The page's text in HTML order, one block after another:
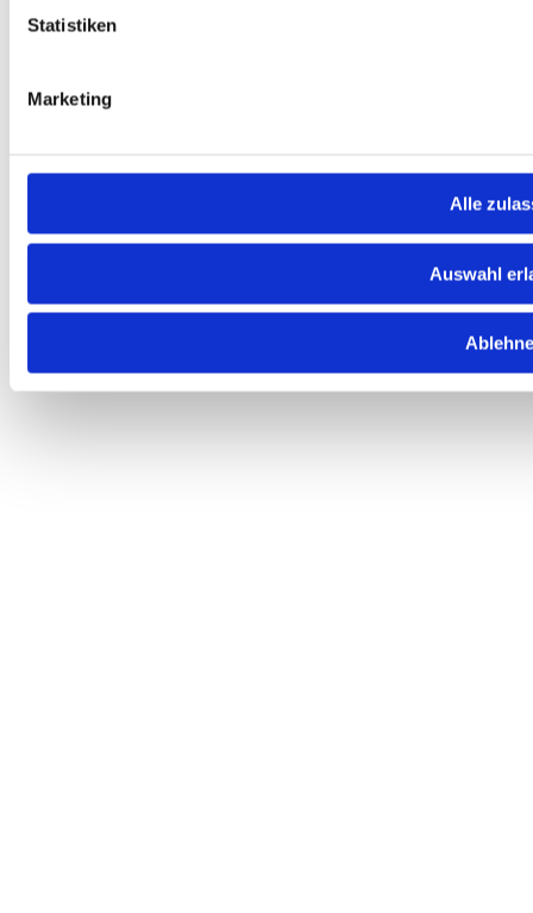
Statistiken
Marketing
Alle
Auswahl